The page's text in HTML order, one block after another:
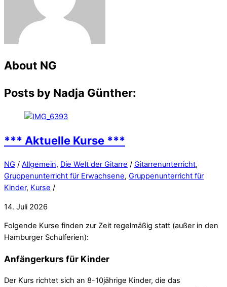
About NG
Posts by Nadja Günther:
*** Aktuelle Kurse ***
NG / Allgemein, Die Welt der Gitarre / Gitarrenunterricht,
Gruppenunterricht für Erwachsene, Gruppenunterricht für
Kinder, Kurse /
14. Juli 2026
Folgende Kurse finden zur Zeit regelmäßig statt (außer in den
Hamburger Schulferien):
Anfängerkurs für Kinder
Der Kurs richtet sich an 8-10jährige Kinder, die das